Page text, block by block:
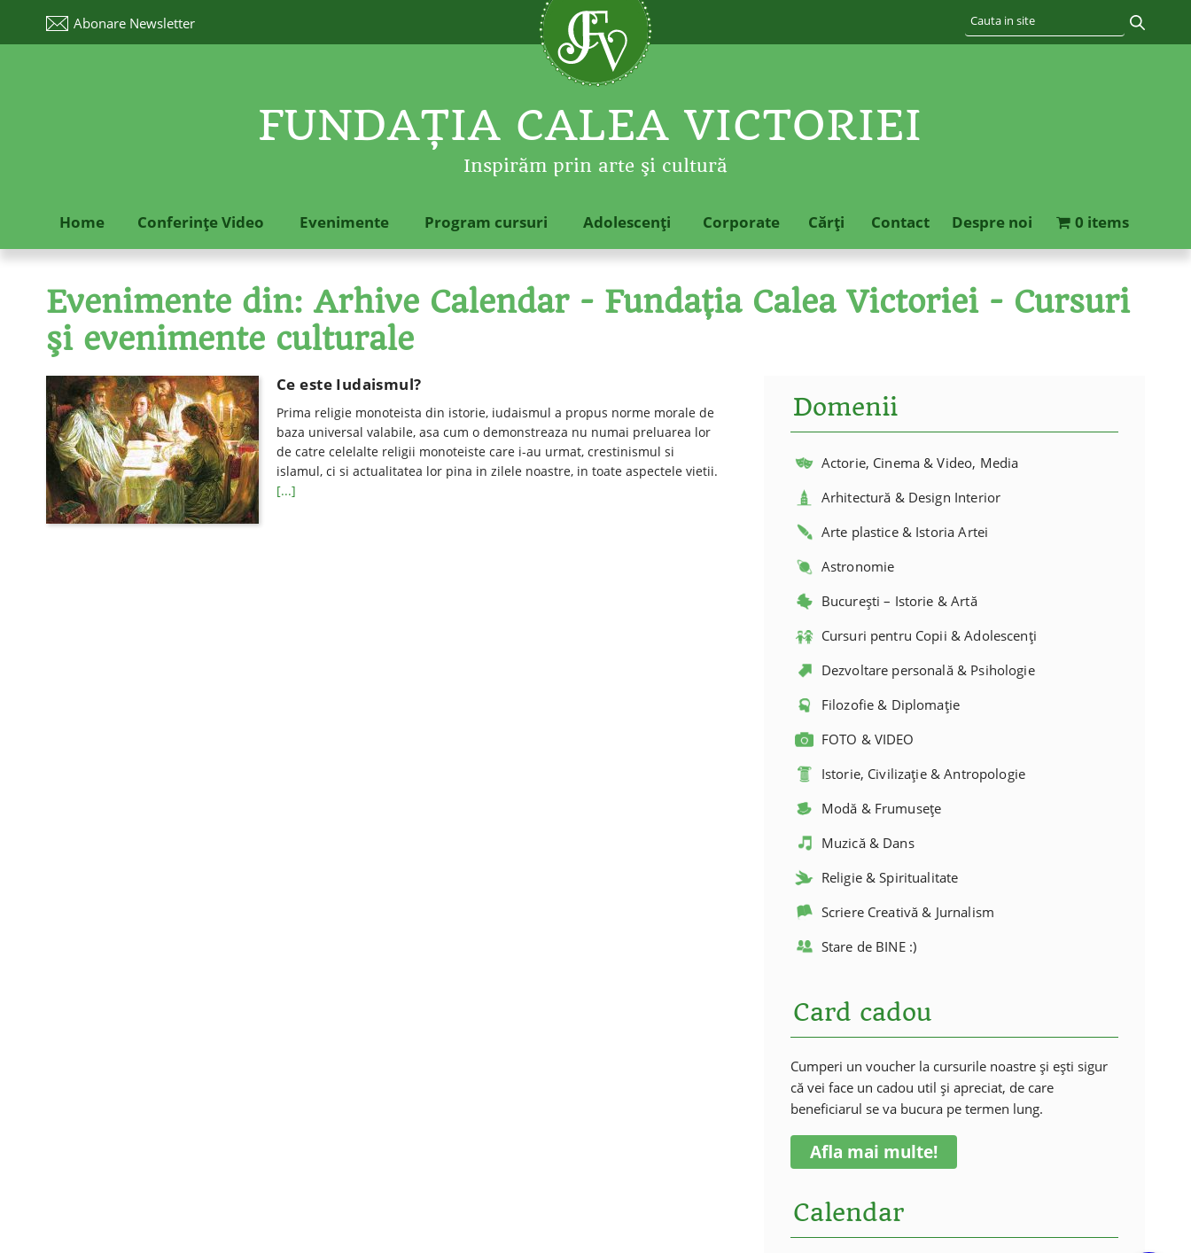
Abonare Newsletter
FUNDAŢIA CALEA VICTORIEI
Inspirăm prin arte şi cultură
Home Conferinţe Video Evenimente Program cursuri Adolescenţi Corporate Cărţi Contact Despre noi 0 items
Evenimente din: Arhive Calendar - Fundaţia Calea Victoriei - Cursuri
şi evenimente culturale
Ce este Iudaismul?
Prima religie monoteista din istorie, iudaismul a propus norme morale de
baza universal valabile, asa cum o demonstreaza nu numai preluarea lor
de catre celelalte religii monoteiste care i-au urmat, crestinismul si
islamul, ci si actualitatea lor pina in zilele noastre, in toate aspectele vietii.
[...]
Domenii
Actorie, Cinema & Video, Media
Arhitectură & Design Interior
Arte plastice & Istoria Artei
Astronomie
București – Istorie & Artă
Cursuri pentru Copii & Adolescenți
Dezvoltare personală & Psihologie
Filozofie & Diplomație
FOTO & VIDEO
Istorie, Civilizație & Antropologie
Modă & Frumusețe
Muzică & Dans
Religie & Spiritualitate
Scriere Creativă & Jurnalism
Stare de BINE :)
Card cadou
Cumperi un voucher la cursurile noastre și ești sigur
că vei face un cadou util și apreciat, de care
beneficiarul se va bucura pe termen lung.
Afla mai multe!
Calendar